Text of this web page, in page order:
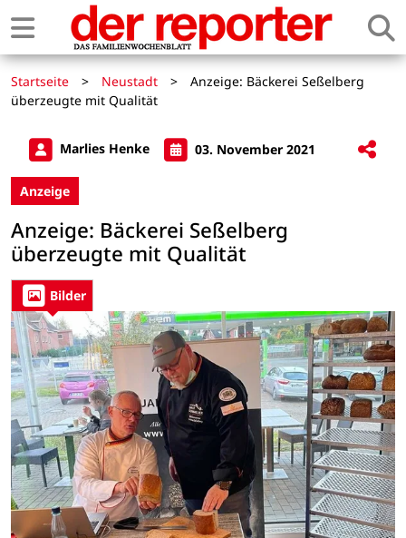
Startseite > Neustadt >
Anzeige: Bäckerei Seßelberg
überzeugte mit Qualität
Marlies Henke 03. November 2021
Anzeige
Anzeige: Bäckerei Seßelberg
überzeugte mit Qualität
Bilder